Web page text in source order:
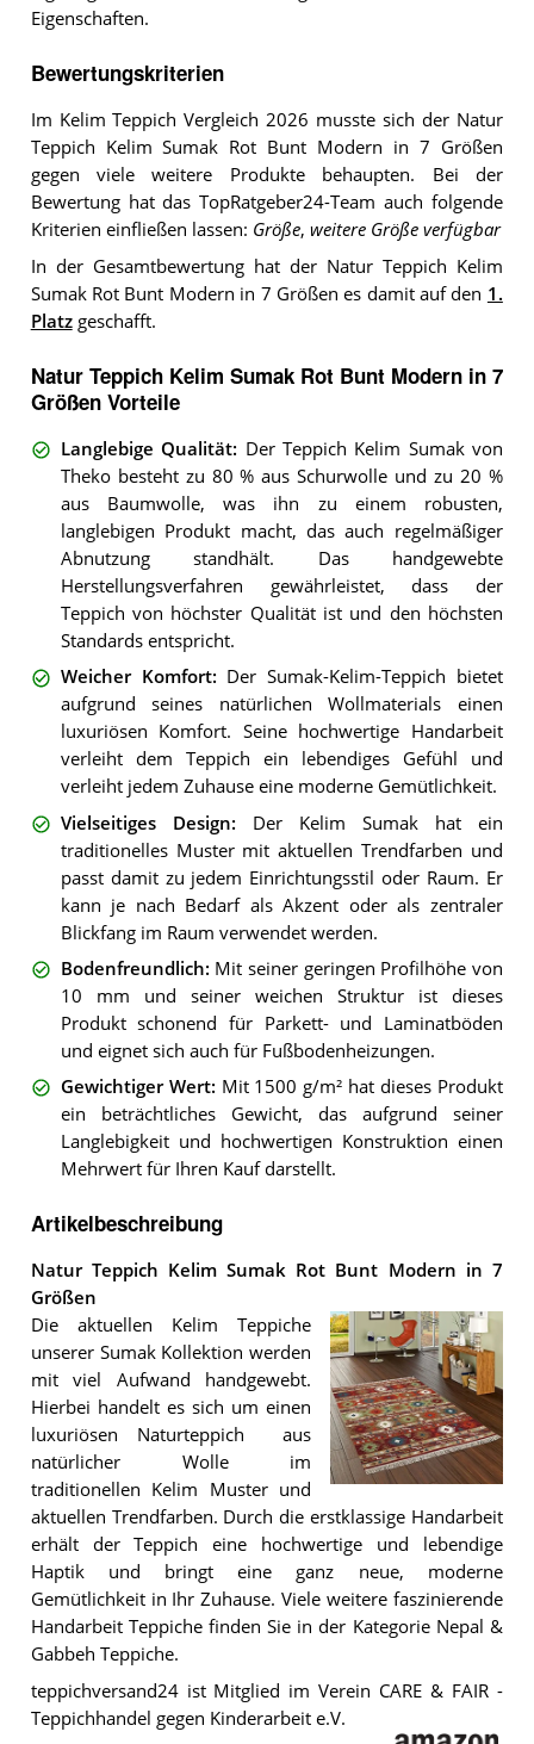
Eigenschaften.
Bewertungskriterien
Im Kelim Teppich Vergleich 2026 musste sich der Natur
Teppich Kelim Sumak Rot Bunt Modern in 7 Größen
gegen viele weitere Produkte behaupten. Bei der
Bewertung hat das TopRatgeber24-Team auch folgende
Kriterien einfließen lassen: Größe, weitere Größe verfügbar
In der Gesamtbewertung hat der Natur Teppich Kelim
Sumak Rot Bunt Modern in 7 Größen es damit auf den 1.
Platzgeschafft.
Natur Teppich Kelim Sumak Rot Bunt Modern in 7
Größen Vorteile
Langlebige Qualität: Der Teppich Kelim Sumak von
Theko besteht zu 80 % aus Schurwolle und zu 20 %
aus Baumwolle, was ihn zu einem robusten,
langlebigen Produkt macht, das auch regelmäßiger
Abnutzung standhält. Das handgewebte
Herstellungsverfahren gewährleistet, dass der
Teppich von höchster Qualität ist und den höchsten
Standards entspricht.
Weicher Komfort: Der Sumak-Kelim-Teppich bietet
aufgrund seines natürlichen Wollmaterials einen
luxuriösen Komfort. Seine hochwertige Handarbeit
verleiht dem Teppich ein lebendiges Gefühl und
verleiht jedem Zuhause eine moderne Gemütlichkeit.
Vielseitiges Design: Der Kelim Sumak hat ein
traditionelles Muster mit aktuellen Trendfarben und
passt damit zu jedem Einrichtungsstil oder Raum. Er
kann je nach Bedarf als Akzent oder als zentraler
Blickfang im Raum verwendet werden.
Bodenfreundlich: Mit seiner geringen Profilhöhe von
10 mm und seiner weichen Struktur ist dieses
Produkt schonend für Parkett- und Laminatböden
und eignet sich auch für Fußbodenheizungen.
Gewichtiger Wert: Mit 1500 g/m² hat dieses Produkt
ein beträchtliches Gewicht, das aufgrund seiner
Langlebigkeit und hochwertigen Konstruktion einen
Mehrwert für Ihren Kauf darstellt.
Artikelbeschreibung
Natur Teppich Kelim Sumak Rot Bunt Modern in 7
Größen
Natur
Teppich
Kelim
Sumak
Rot
Bunt
Modern
Größen .
Die aktuellen Kelim Teppiche
unserer Sumak Kollektion werden
mit viel Aufwand handgewebt.
Hierbei handelt es sich um einen
luxuriösen Naturteppich aus
natürlicher Wolle im
traditionellen Kelim Muster und
aktuellen Trendfarben. Durch die erstklassige Handarbeit
erhält der Teppich eine hochwertige und lebendige
Haptik und bringt eine ganz neue, moderne
Gemütlichkeit in Ihr Zuhause. Viele weitere faszinierende
Handarbeit Teppiche finden Sie in der Kategorie Nepal &
Gabbeh Teppiche.
teppichversand24 ist Mitglied im Verein CARE & FAIR -
Teppichhandel gegen Kinderarbeit e.V.